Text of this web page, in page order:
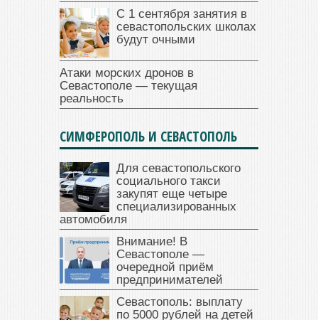
С 1 сентября занятия в
севастопольских школах
будут очными
Атаки морских дронов в
Севастополе — текущая
реальность
СИМФЕРОПОЛЬ И СЕВАСТОПОЛЬ
Для севастопольского
социального такси
закупят еще четыре
специализированных
автомобиля
Внимание! В
Севастополе —
очередной приём
предпринимателей
Севастополь: выплату
по 5000 рублей на детей